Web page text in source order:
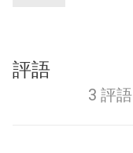
評語
3 評語